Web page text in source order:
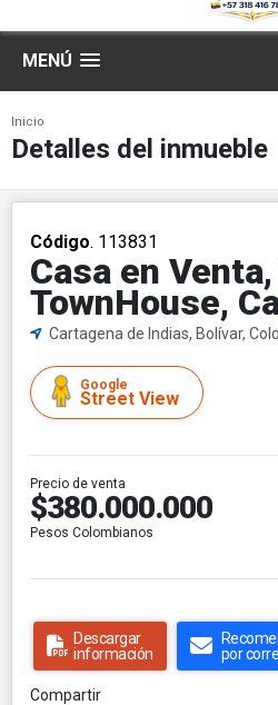
MENÚ
Inicio
Detalles del inmueble
Código. 113831
Casa en
TownHouse,
Cartagena de Indias, Bolívar,
Google
Street View
Precio de venta
$380.000.000
Pesos Colombianos
Descargar
información
por
Compartir